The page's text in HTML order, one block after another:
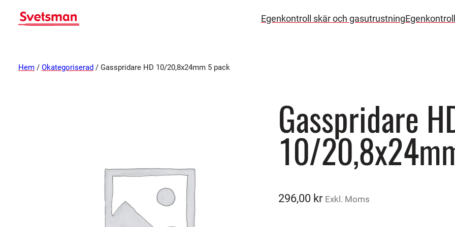
Egenkontroll skär och gasutrustning
Hem / Okategoriserad / Gasspridare HD 10/20,8x24mm 5 pack
Gasspridare
10/
296,00 kr Exkl. Moms